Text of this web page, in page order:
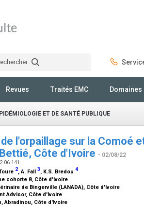
Revues Traités EMC Domaines
ET DE SANTÉ PUBLIQUE
l'orpaillage sur la Comoé
Côte d'Ivoire - 02/08/22
2, A. Fall 3, K.S. Bredou 4
cohorte 8, Côte d'Ivoire
de Bingerville (LANADA), Côte d'Ivoire
Advisor, Côte d'Ivoire
Abradinou, Côte d'Ivoire